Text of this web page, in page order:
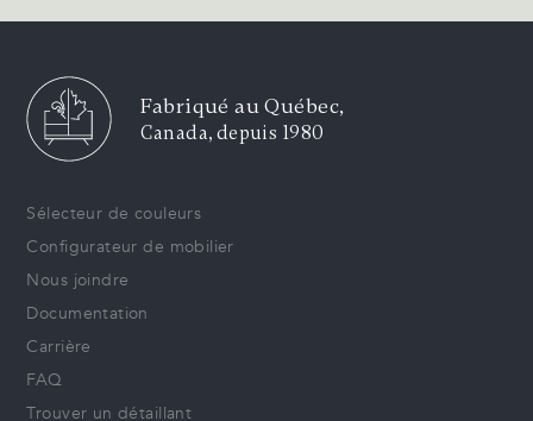
Fabriqué au Québec,
Canada, depuis 1980
Sélecteur de couleurs
Configurateur de mobilier
Nous joindre
Documentation
Carrière
FAQ
Trouver un détaillant